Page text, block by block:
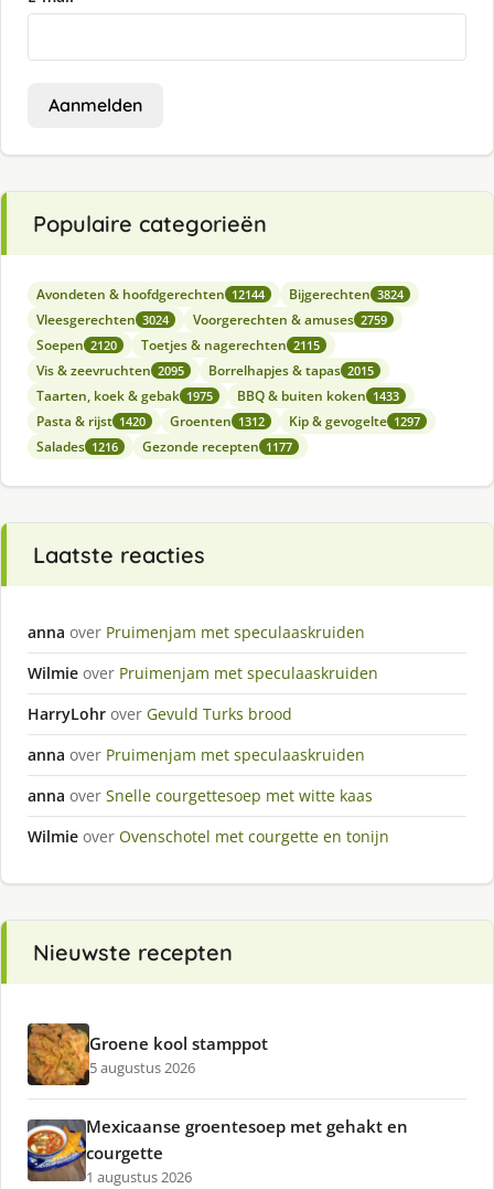
Aanmelden
Populaire categorieën
Avondeten & hoofdgerechten 12144 Bijgerechten 3824
Vleesgerechten 3024 Voorgerechten & amuses 2759
Soepen 2120 Toetjes & nagerechten 2115
Vis & zeevruchten 2095 Borrelhapjes & tapas 2015
Taarten, koek & gebak 1975 BBQ & buiten koken 1433
Pasta & rijst 1420 Groenten 1312 Kip & gevogelte 1297
Salades 1216 Gezonde recepten 1177
Laatste reacties
anna over Pruimenjam met speculaaskruiden
Wilmie over Pruimenjam met speculaaskruiden
HarryLohr over Gevuld Turks brood
anna over Pruimenjam met speculaaskruiden
anna over Snelle courgettesoep met witte kaas
Wilmie over Ovenschotel met courgette en tonijn
Nieuwste recepten
Groene kool stamppot
5 augustus 2026
Mexicaanse groentesoep met gehakt en
courgette
1 augustus 2026